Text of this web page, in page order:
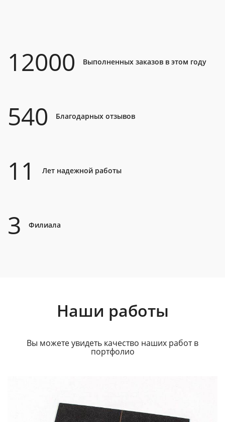
12000 Выполненных заказов в этом году
540 Благодарных отзывов
11 Лет надежной работы
3 Филиала
Наши работы
Вы можете увидеть качество наших работ в
портфолио